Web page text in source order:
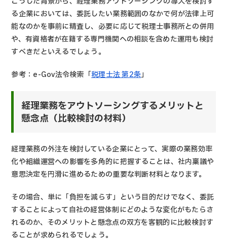
る企業においては、委託したい業務範囲のなかで何が法律上可
能なのかを事前に精査し、必要に応じて税理士事務所との併用
や、有資格者が在籍する専門機関への相談を含めた運用も検討
すべきだといえるでしょう。
参考：e-Gov法令検索「税理士法 第2条」
経理業務をアウトソーシングするメリットと
懸念点（比較検討の材料）
経理業務の外注を検討している企業にとって、実際の業務効率
化や組織運営への影響を多角的に把握することは、社内稟議や
意思決定を円滑に進めるための重要な判断材料となります。
その場合、単に「負担を減らす」という目的だけでなく、委託
することによって自社の経営体制にどのような変化がもたらさ
れるのか、そのメリットと懸念点の双方を客観的に比較検討す
ることが求められるでしょう。